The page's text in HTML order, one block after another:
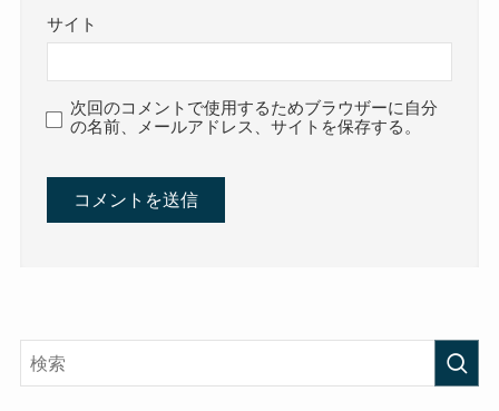
サイト
次回のコメントで使用するためブラウザーに自分
の名前、メールアドレス、サイトを保存する。